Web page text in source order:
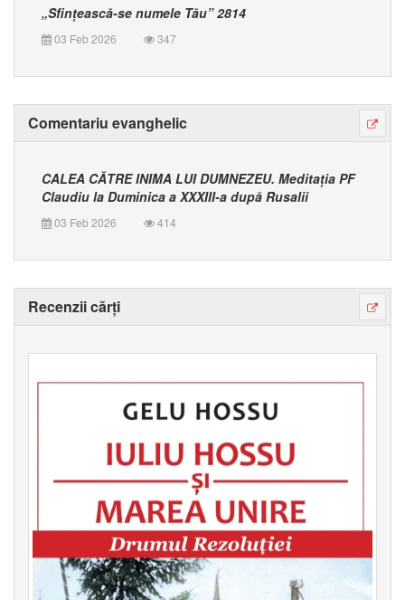
„Sfințească-se numele Tău” 2814
03 Feb 2026 347
Comentariu evanghelic
CALEA CĂTRE INIMA LUI DUMNEZEU. Meditația PF
Claudiu la Duminica a XXXIII-a după Rusalii
03 Feb 2026 414
Recenzii cărți